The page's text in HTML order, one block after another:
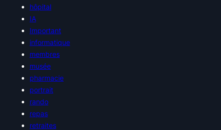
hôpital
IA
Important
informatique
membres
musée
pharmacie
portrait
rando
repas
retraites